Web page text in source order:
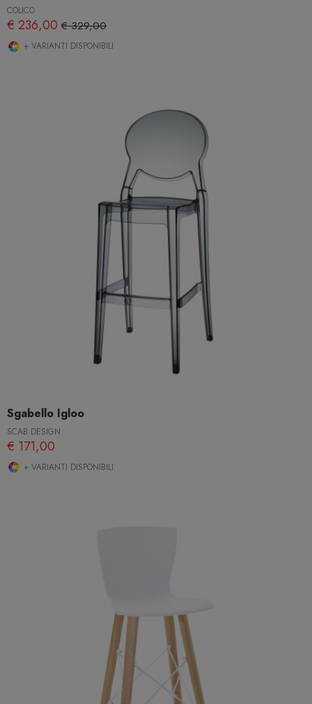
COLICO
€ 236,00 € 329,00
+ VARIANTI DISPONIBILI
Sgabello Igloo
SCAB DESIGN
€ 171,00
+ VARIANTI DISPONIBILI